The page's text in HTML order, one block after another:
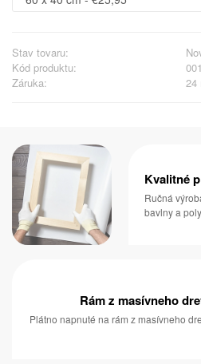
Stav tovaru:
Kód produktu:
Záruka:
24
Kvalitné
Ručná
bavlny a
Rám z masívneho
Plátno napnuté na rám z masívneho